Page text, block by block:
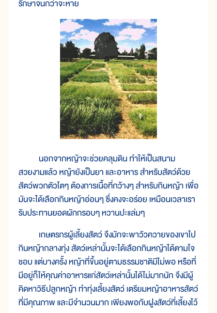
รักษาจนกว่าจะหาย
นอกจากหญ้าจะช่วยคลุมดิน ทำให้เป็นสนาม
สวยงามแล้ว หญ้ายังเป็นยา และอาหาร สำหรับสัตว์ด้วย
สัตว์พวกตัวโตๆ ต้องการเนื้อที่กว้างๆ สำหรับกินหญ้า เพื่อ
มันจะได้เลือกกินหญ้าอ่อนๆ ซึ่งคงจะอร่อย เหมือนเวลาเรา
รับประทานยอดผักกรอบๆ หวานปะแล่มๆ
เกษตรกรผู้เลี้ยงสัตว์ จึงมักจะพาวัวควายของเขาไป
กินหญ้ากลางทุ่ง สัตว์เหล่านั้นจะได้เลือกกินหญ้าได้ตามใจ
ชอบ แต่บางครั้ง หญ้าที่ขึ้นอยู่ตามธรรมชาติมีไม่พอ หรือที่
มีอยู่ก็ให้คุณค่าอาหารแก่สัตว์เหล่านั้นได้ไม่มากนัก จึงมีผู้
คิดหาวิธีปลูกหญ้า ทำทุ่งเลี้ยงสัตว์ เตรียมหญ้าอาหารสัตว์
ที่มีคุณภาพ และมีจำนวนมาก เพียงพอกับฝูงสัตว์ที่เลี้ยงไว้